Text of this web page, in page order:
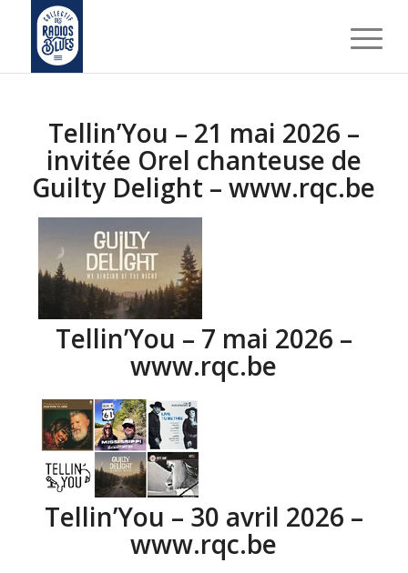
Tellin’You – 21 mai 2026 –
invitée Orel chanteuse de
Guilty Delight – www.rqc.be
Tellin’You – 7 mai 2026 –
www.rqc.be
Tellin’You – 30 avril 2026 –
www.rqc.be